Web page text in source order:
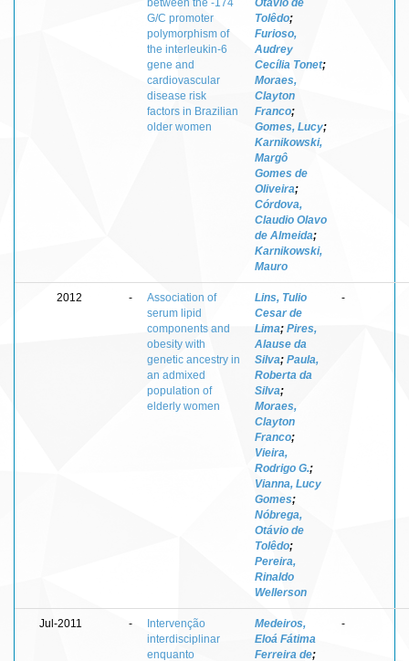
G/C promoter
polymorphism of
the interleukin-6
gene and
cardiovascular
disease risk
factors in Brazilian
older women
Tolêdo;
Furioso,
Audrey
Cecília Tonet;
Moraes,
Clayton
Franco;
Gomes, Lucy;
Karnikowski,
Margô
Gomes de
Oliveira;
Córdova,
Claudio Olavo
de Almeida;
Karnikowski,
Mauro
2012 -
Association of
serum lipid
components and
obesity with
genetic ancestry in
an admixed
population of
elderly women
Lins, Tulio
Cesar de
Lima; Pires,
Alause da
Silva; Paula,
Roberta da
Silva;
Moraes,
Clayton
Franco;
Vieira,
Rodrigo G.;
Vianna, Lucy
Gomes;
Nóbrega,
Otávio de
Tolêdo;
Pereira,
Rinaldo
Wellerson
-
Jul-2011 -
Intervenção
interdisciplinar
enquanto
Medeiros,
Eloá Fátima
Ferreira de;
-